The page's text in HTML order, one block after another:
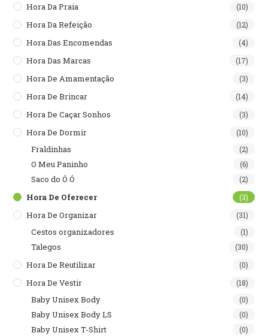
Hora Da Praia (10)
Hora Da Refeição (12)
Hora Das Encomendas (4)
Hora Das Marcas (17)
Hora De Amamentação (3)
Hora De Brincar (14)
Hora De Caçar Sonhos (3)
Hora De Dormir (10)
Fraldinhas (2)
O Meu Paninho (6)
Saco do Ó Ó (2)
Hora De Oferecer (3)
Hora De Organizar (31)
Cestos organizadores (1)
Talegos (30)
Hora De Reutilizar (0)
Hora De Vestir (18)
Baby Unisex Body (0)
Baby Unisex Body LS (0)
Baby Unisex T-Shirt (0)